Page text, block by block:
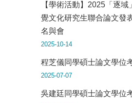
【學術活動】2025「逐域
覺文化研究生聯合論文發
名與會
2025-10-14
程芝儀同學碩士論文學位
2025-07-07
吳建廷同學碩士論文學位